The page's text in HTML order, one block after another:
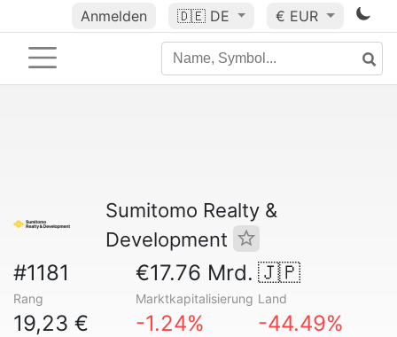
Anmelden 🇩🇪 DE € EUR
Sumitomo Realty &
Development
#1181
Rang
€17.76 Mrd.
Marktkapitalisierung
🇯🇵
Land
19,23 € -1.24% -44.49%